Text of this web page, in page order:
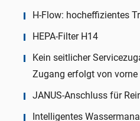
H-Flow: hocheffizientes
HEPA-Filter H14
Kein seitlicher
Zugang erfolgt von vorne
JANUS-Anschluss für
Intelligentes